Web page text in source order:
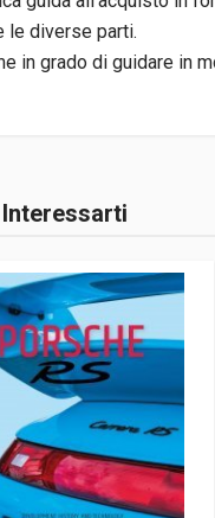
le diverse parti.
in grado di guidare in
04/2011
14 x 20 x